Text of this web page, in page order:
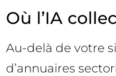
Où l’IA
Au-delà de votre
d’annuaires